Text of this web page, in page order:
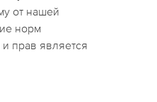
от нашей
норм
прав является